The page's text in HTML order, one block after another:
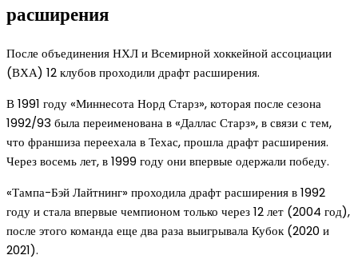
расширения
После объединения НХЛ и Всемирной хоккейной ассоциации
(ВХА) 12 клубов проходили драфт расширения.
В 1991 году «Миннесота Норд Старз», которая после сезона
1992/93 была переименована в «Даллас Старз», в связи с тем,
что франшиза переехала в Техас, прошла драфт расширения.
Через восемь лет, в 1999 году они впервые одержали победу.
«Тампа-Бэй Лайтнинг» проходила драфт расширения в 1992
году и стала впервые чемпионом только через 12 лет (2004 год),
после этого команда еще два раза выигрывала Кубок (2020 и
2021).